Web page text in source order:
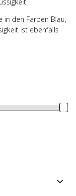
in den Farben Blau,
ist ebenfalls